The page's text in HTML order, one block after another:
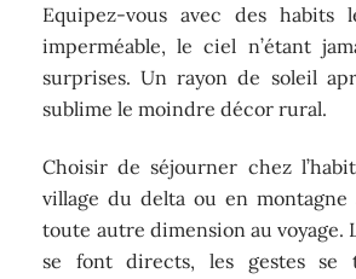
Equipez-vous avec des habits
imperméable, le ciel n’étant
surprises. Un rayon de soleil
sublime le moindre décor rural.
Choisir de séjourner chez
village du delta ou en montagne
toute autre dimension au voyage.
se font directs, les gestes se